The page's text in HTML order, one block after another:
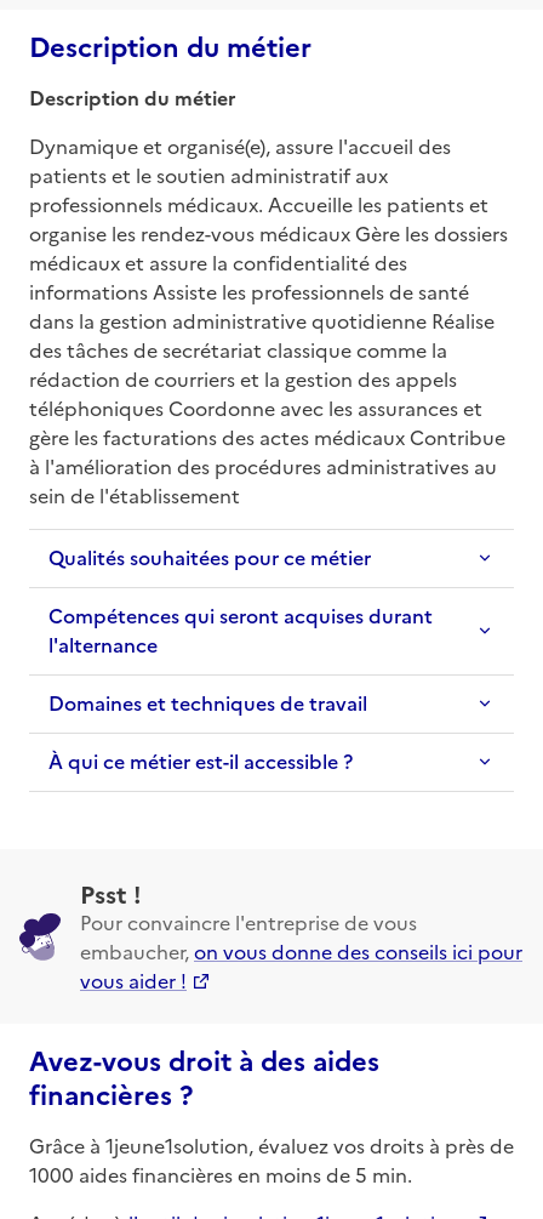
Description du métier
Description du métier
Dynamique et organisé(e), assure l'accueil des
patients et le soutien administratif aux
professionnels médicaux. Accueille les patients et
organise les rendez-vous médicaux Gère les dossiers
médicaux et assure la confidentialité des
informations Assiste les professionnels de santé
dans la gestion administrative quotidienne Réalise
des tâches de secrétariat classique comme la
rédaction de courriers et la gestion des appels
téléphoniques Coordonne avec les assurances et
gère les facturations des actes médicaux Contribue
à l'amélioration des procédures administratives au
sein de l'établissement
Qualités souhaitées pour ce métier
Compétences qui seront acquises durant
l'alternance
Domaines et techniques de travail
À qui ce métier est-il accessible ?
Psst !
Pour convaincre l'entreprise de vous
embaucher,on vous donne des conseils ici pour
vous aider !
Avez-vous droit à des aides
financières ?
Grâce à 1jeune1solution, évaluez vos droits à près de
1000 aides financières en moins de 5 min.